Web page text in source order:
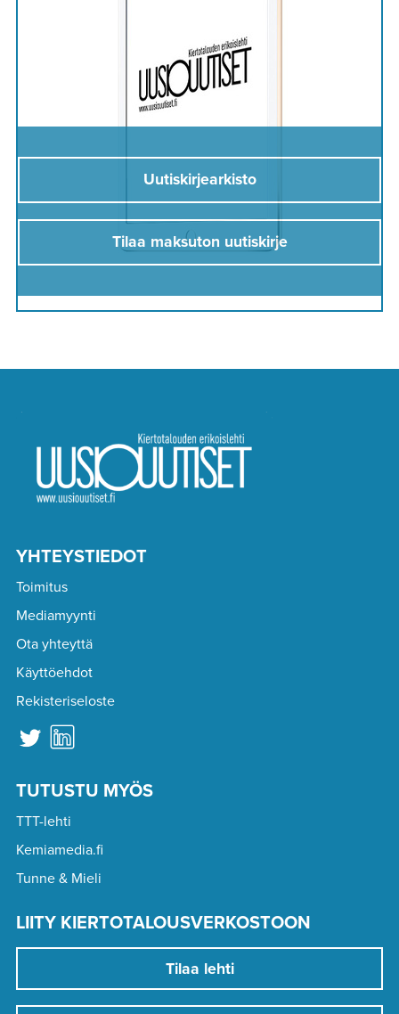
Uutiskirjearkisto
Tilaa maksuton uutiskirje
YHTEYSTIEDOT
Toimitus
Mediamyynti
Ota yhteyttä
Käyttöehdot
Rekisteriseloste
TUTUSTU MYÖS
TTT-lehti
Kemiamedia.fi
Tunne & Mieli
LIITY KIERTOTALOUSVERKOSTOON
Tilaa lehti